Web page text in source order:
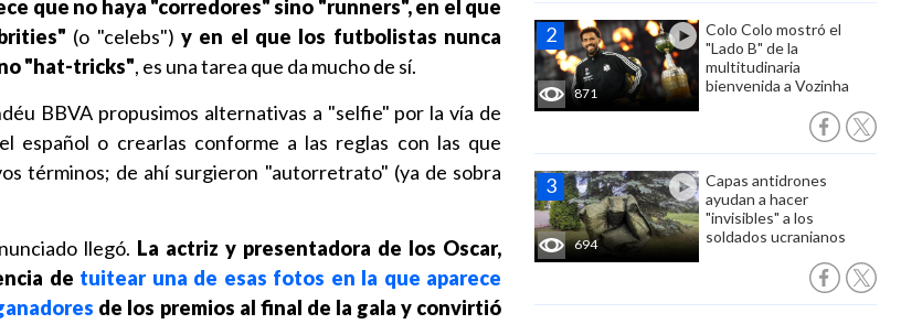
871
Colo Colo mostró el
"Lado B" de la
multitudinaria
bienvenida a Vozinha
694
Capas antidrones
ayudan a hacer
"invisibles" a los
soldados ucranianos
que no haya "corredores" sino "runners", en el que
(o "celebs") y en el que los futbolistas nunca
"hat-tricks", es una tarea que da mucho de sí.
BBVA propusimos alternativas a "selfie" por la vía de
español o crearlas conforme a las reglas con las que
términos; de ahí surgieron "autorretrato" (ya de sobra
llegó. La actriz y presentadora de los Oscar,
de tuitear una de esas fotos en la que aparece
de los premios al final de la gala y convirtió